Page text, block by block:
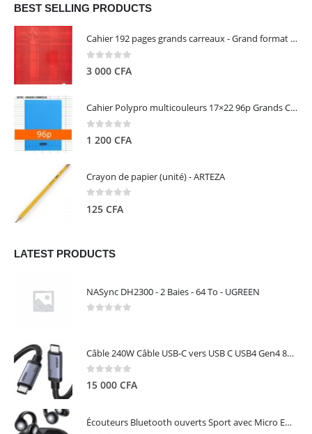
était :
000 CFA.
000 CFA.
BEST SELLING PRODUCTS
Cahier 192 pages grands carreaux - Grand format - Brochure dos toilé - 24x32 cm - Papier blanc 90 g - Couverture carte pelliculée couleur aléatoire - Clairefontaine
3 000 CFA
Cahier Polypro multicouleurs 17×22 96p Grands Carreaux Séyès 90g - CALLIGRAPHE
1 200 CFA
Crayon de papier (unité) - ARTEZA
125 CFA
LATEST PRODUCTS
NASync DH2300 - 2 Baies - 64 To - UGREEN
Câble 240W Câble USB-C vers USB C USB4 Gen4 80Gbps pour Thunderbolt 5/4/3, Premium 18K double écran triple 4K PD3.1 - UGREEN
0 out of 5
15 000 CFA
Écouteurs Bluetooth ouverts Sport avec Micro ENC IPX5 – HiTune S3 UGREEN 45785